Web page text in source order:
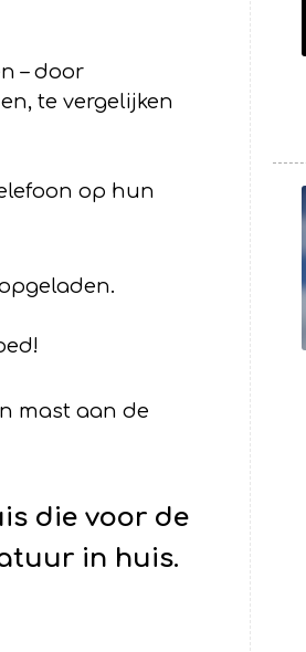
– door
te vergelijken
op hun
mast aan de
die voor de
in huis.